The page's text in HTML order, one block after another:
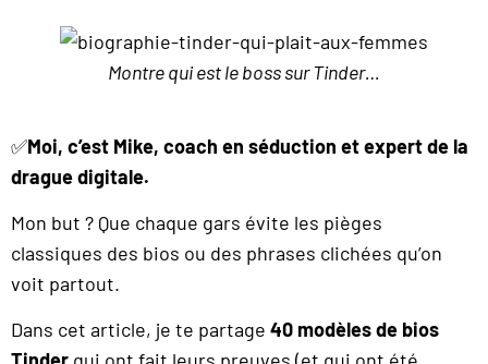
Montre qui est le boss sur Tinder…
✅Moi, c’est Mike, coach en séduction et expert de la
drague digitale.
Mon but ? Que chaque gars évite les pièges
classiques des bios ou des phrases clichées qu’on
voit partout.
Dans cet article, je te partage 40 modèles de bios